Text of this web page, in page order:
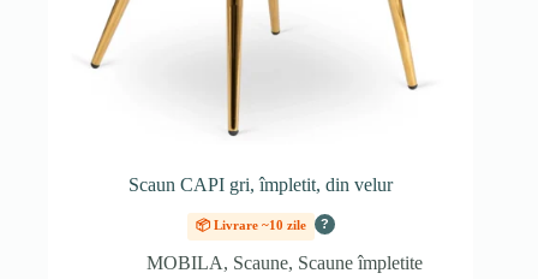
Scaun CAPI gri, împletit, din velur
📦 Livrare ~10 zile ?
MOBILA, Scaune, Scaune împletite